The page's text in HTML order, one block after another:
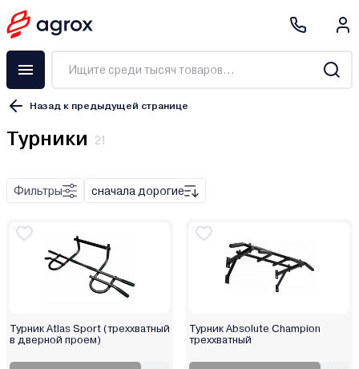
Назад к предыдущей странице
Турники 21
Absolute Champion
Neo-Sport
Фильтры сначала дорогие
Турник Atlas Sport (треххватный
в дверной проем)
Турник Absolute Champion
треххватный